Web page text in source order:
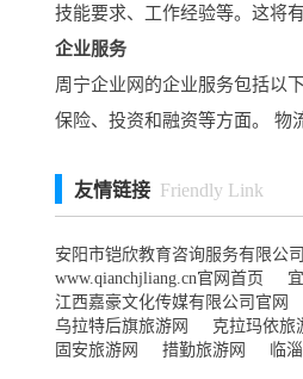
技能要求、工作经验等。这将
企业服务
周宁企业网的企业服务包括以
保险、投资和融资等方面。 物
友情链接 Friendly Link
安阳市铠欣教育咨询服务有限公司
www.qianchjliang.cn官网首页
江西嘉豪文化传媒有限公司官网
乌拉特后旗旅游网
克拉玛依旅
固安旅游网
措勤旅游网 临